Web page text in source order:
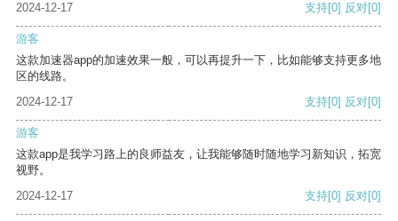
2024-12-17 支持[0] 反对[0]
游客
这款加速器app的加速效果一般，可以再提升一下，比如能够支持更多地
区的线路。
2024-12-17
支持[0] 反对[0]
游客
这款app是我学习路上的良师益友，让我能够随时随地学习新知识，拓宽
视野。
2024-12-17
支持[0] 反对[0]